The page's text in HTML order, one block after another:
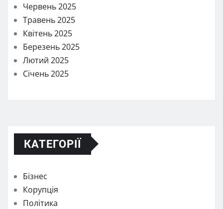
Червень 2025
Травень 2025
Квітень 2025
Березень 2025
Лютий 2025
Січень 2025
КАТЕГОРІЇ
Бізнес
Корупція
Політика